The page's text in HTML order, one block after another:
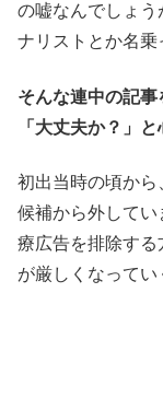
の嘘なんでしょ
ナリストとか名乗
そんな連中の記
「大丈夫か？」
初出当時の頃か
候補から外して
療広告を排除する
が厳しくなってい